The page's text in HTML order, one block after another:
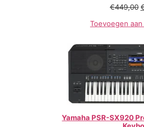
€449,00
Toevoegen
Yamaha PSR-SX920